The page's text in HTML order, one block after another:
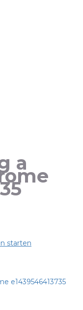
a
starten
e1439546413735